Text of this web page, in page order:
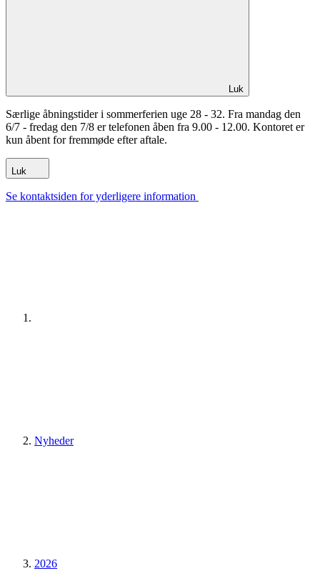
Luk
Særlige åbningstider i sommerferien uge 28 - 32. Fra mandag den
6/7 - fredag den 7/8 er telefonen åben fra 9.00 - 12.00. Kontoret er
kun åbent for fremmøde efter aftale.
Luk
Se kontaktsiden for yderligere information
Nyheder
2026